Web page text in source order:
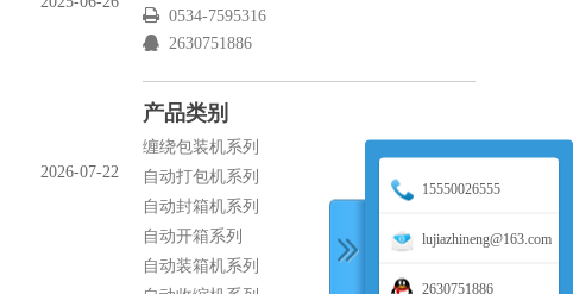
2026-07-22
 0534-7595316
 2630751886
产品类别
缠绕包装机系列
自动打包机系列
自动封箱机系列
自动开箱系列
自动装箱机系列
15550026555
lujiazhineng@163.com
2630751886